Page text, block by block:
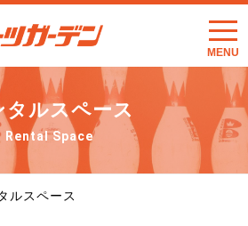
t
o
g
g
l
e
n
a
v
i
a
タルスペース
Rental Space
ルスペース